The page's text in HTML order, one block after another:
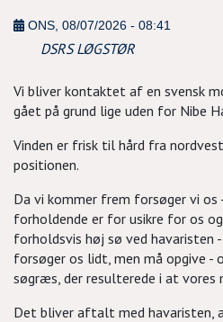
ONS, 08/07/2026 - 08:41
DSRS LØGSTØR
Vi bliver kontaktet af en svensk
gået på grund lige uden for Nibe
Vinden er frisk til hård fra
positionen.
Da vi kommer frem forsøger vi os
forholdende er for usikre for os
forholdsvis høj sø ved havaristen
forsøger os lidt, men må opgive -
søgræs, der resulterede i at vores
Det bliver aftalt med havaristen,